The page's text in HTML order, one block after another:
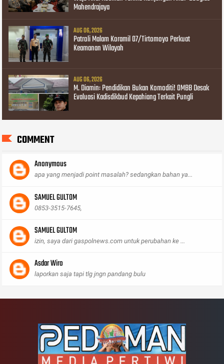
Mahendrajaya
AUG 06, 2026
Patroli Malam Koramil 07/Tirtomoyo Perkuat
Keamanan Wilayah
AUG 06, 2026
M. Diamin: Pendidikan Bukan Komoditi! OMBB Desak
Evaluasi Kadisdikbud Kepahiang Terkait Pungli
COMMENT
Anonymous
apa yang menjadi point masalah? sedangkan bahan ya...
SAMUEL GULTOM
0853-3515-7645,
SAMUEL GULTOM
izin, saya dari gaspolnews.com untuk perubahan ke ...
Asdar Wiro
laporkan saja tapi tlg jngn pandang bulu